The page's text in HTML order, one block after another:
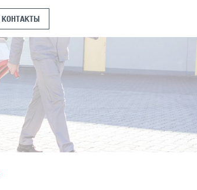
КОНТАКТЫ